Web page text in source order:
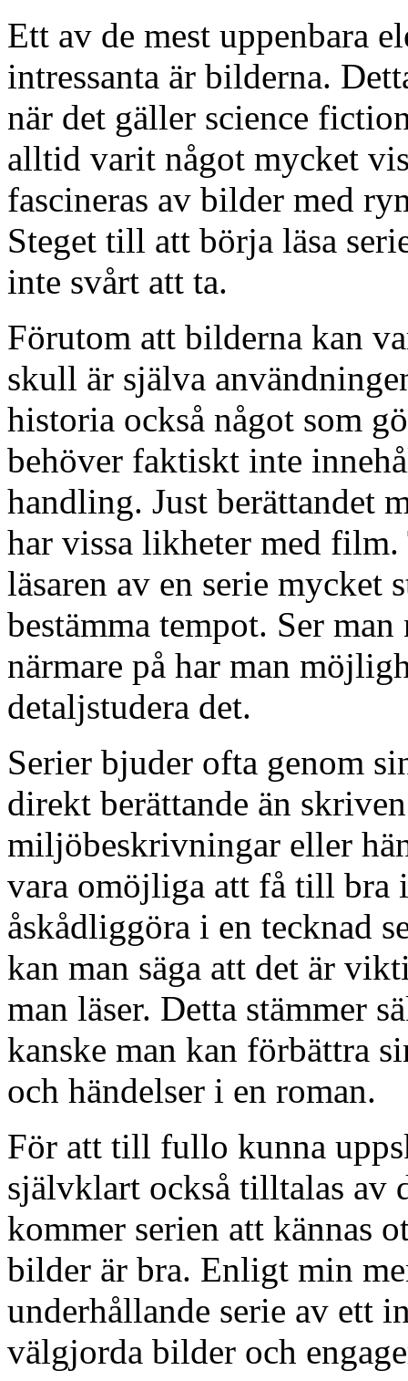
Ett av de mest uppenbara
intressanta är bilderna.
när det gäller science
alltid varit något mycket
fascineras av bilder med
Steget till att börja läsa
inte svårt att ta.
Förutom att bilderna kan
skull är själva
historia också något som
behöver faktiskt inte
handling. Just berättandet
har vissa likheter med
läsaren av en serie mycket
bestämma tempot. Ser
närmare på har man
detaljstudera det.
Serier bjuder ofta genom
direkt berättande än
miljöbeskrivningar eller
vara omöjliga att få till bra
åskådliggöra i en tecknad
kan man säga att det är
man läser. Detta stämmer
kanske man kan förbättra
och händelser i en roman.
För att till fullo kunna
självklart också tilltalas av
kommer serien att kännas
bilder är bra. Enligt min
underhållande serie av ett
välgjorda bilder och